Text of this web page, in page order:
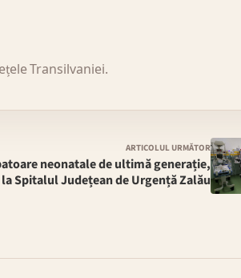
Transilvaniei.
ARTICOLUL URMĂTOR
neonatale de ultimă generație,
la Spitalul Județean de Urgență Zalău